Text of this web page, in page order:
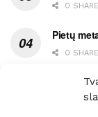
0
Pietų
0
0